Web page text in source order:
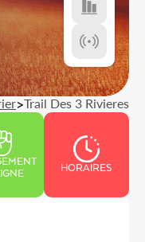
>Trail Des 3 Rivieres
HORAIRES